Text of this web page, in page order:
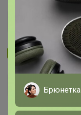
Запомнить
Брюнетка